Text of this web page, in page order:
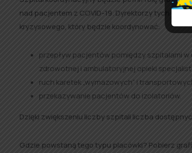
nad pacjentem z COVID-19. Dyrektorzy tych
kryzysowego, który będzie koordynować:
przepływ pacjentów pomiędzy szpitalami
zdrowotnej i ambulatoryjnej opieki
ruch karetek „wymazowych” i
przekazywanie pacjentów do izolatoriów.
Dzięki zwiększeniu liczby szpitali liczba
Gdzie powstaną tego typu placówki? Pobierz